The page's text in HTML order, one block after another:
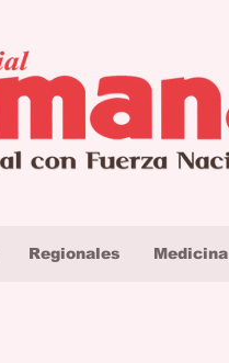
Regionales Medicina